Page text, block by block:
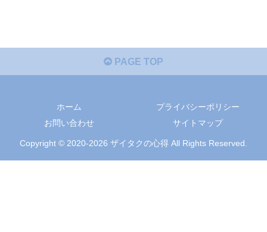
PAGE TOP
ホーム
プライバシーポリシー
お問い合わせ
サイトマップ
Copyright © 2020-2026 ザイタクの心得 All Rights Reserved.